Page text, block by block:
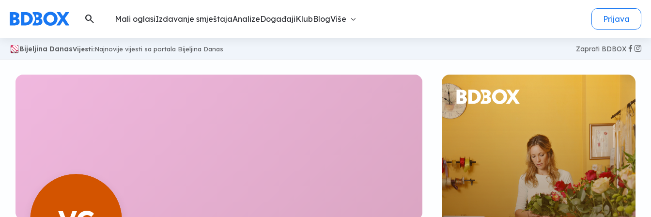
search Mali oglasiIzdavanje smještajaAnalizeDogađajiKlubBlogViše Prijava
Bijeljina DanasVijesti:Najnovije vijesti sa portala Bijeljina Danas Zaprati BDBOX